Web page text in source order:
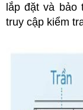
lắp đặt và bảo
truy cập kiểm